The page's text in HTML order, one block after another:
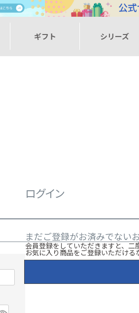
ギフト シリーズ
ログイン
まだご登録がお済みでない
会員登録をしていただきますと、二
お気に入り商品をご登録いただける